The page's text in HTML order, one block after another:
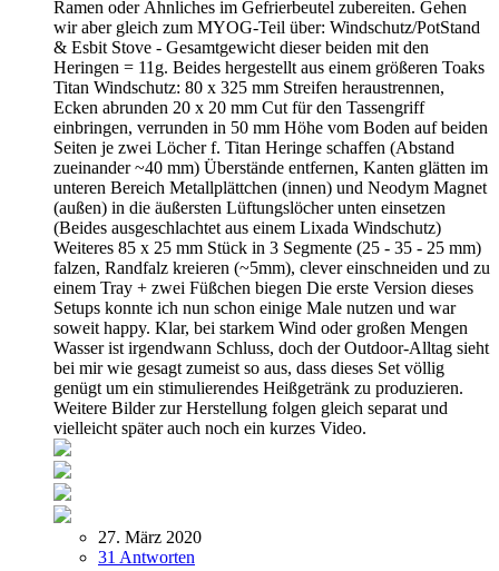
Ramen oder Ähnliches im Gefrierbeutel zubereiten. Gehen
wir aber gleich zum MYOG-Teil über: Windschutz/PotStand
& Esbit Stove - Gesamtgewicht dieser beiden mit den
Heringen = 11g. Beides hergestellt aus einem größeren Toaks
Titan Windschutz: 80 x 325 mm Streifen heraustrennen,
Ecken abrunden 20 x 20 mm Cut für den Tassengriff
einbringen, verrunden in 50 mm Höhe vom Boden auf beiden
Seiten je zwei Löcher f. Titan Heringe schaffen (Abstand
zueinander ~40 mm) Überstände entfernen, Kanten glätten im
unteren Bereich Metallplättchen (innen) und Neodym Magnet
(außen) in die äußersten Lüftungslöcher unten einsetzen
(Beides ausgeschlachtet aus einem Lixada Windschutz)
Weiteres 85 x 25 mm Stück in 3 Segmente (25 - 35 - 25 mm)
falzen, Randfalz kreieren (~5mm), clever einschneiden und zu
einem Tray + zwei Füßchen biegen Die erste Version dieses
Setups konnte ich nun schon einige Male nutzen und war
soweit happy. Klar, bei starkem Wind oder großen Mengen
Wasser ist irgendwann Schluss, doch der Outdoor-Alltag sieht
bei mir wie gesagt zumeist so aus, dass dieses Set völlig
genügt um ein stimulierendes Heißgetränk zu produzieren.
Weitere Bilder zur Herstellung folgen gleich separat und
vielleicht später auch noch ein kurzes Video.
27. März 2020
31 Antworten